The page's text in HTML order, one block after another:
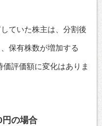
ていた株主は、分割後
保有株数が増加する
評価額に変化はありま
円の場合